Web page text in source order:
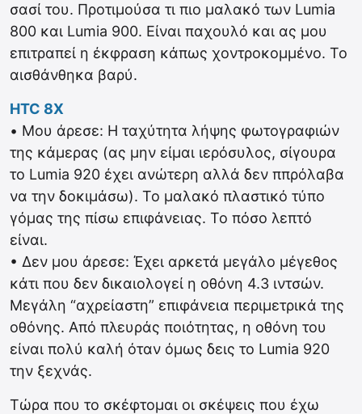
σασί του. Προτιμούσα τι πιο μαλακό των Lumia
800 και Lumia 900. Είναι παχουλό και ας μου
επιτραπεί η έκφραση κάπως χοντροκομμένο. Το
αισθάνθηκα βαρύ.
HTC 8X
• Μου άρεσε: Η ταχύτητα λήψης φωτογραφιών
της κάμερας (ας μην είμαι ιερόσυλος, σίγουρα
το Lumia 920 έχει ανώτερη αλλά δεν ππρόλαβα
να την δοκιμάσω). To μαλακό πλαστικό τύπο
γόμας της πίσω επιφάνειας. Το πόσο λεπτό
είναι.
• Δεν μου άρεσε: Έχει αρκετά μεγάλο μέγεθος
κάτι που δεν δικαιολογεί η οθόνη 4.3 ιντσών.
Μεγάλη “αχρείαστη” επιφάνεια περιμετρικά της
οθόνης. Από πλευράς ποιότητας, η οθόνη του
είναι πολύ καλή όταν όμως δεις το Lumia 920
την ξεχνάς.
Τώρα που το σκέφτομαι οι σκέψεις που έχω